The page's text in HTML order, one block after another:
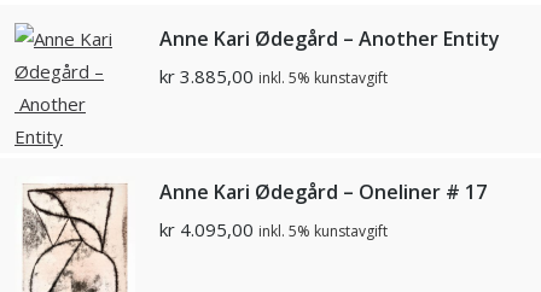
Anne Kari Ødegård – Another Entity
kr 3.885,00 inkl. 5% kunstavgift
Anne Kari Ødegård – Oneliner # 17
kr 4.095,00 inkl. 5% kunstavgift